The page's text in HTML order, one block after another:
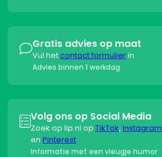
Gratis advies op maat
Vul hetcontact formulierin
Advies binnen 1 werkdag
Volg ons op Social Media
Zoek op lip.nl op TikTok, Instagram
en Pinterest
Informatie met een vleugje humor